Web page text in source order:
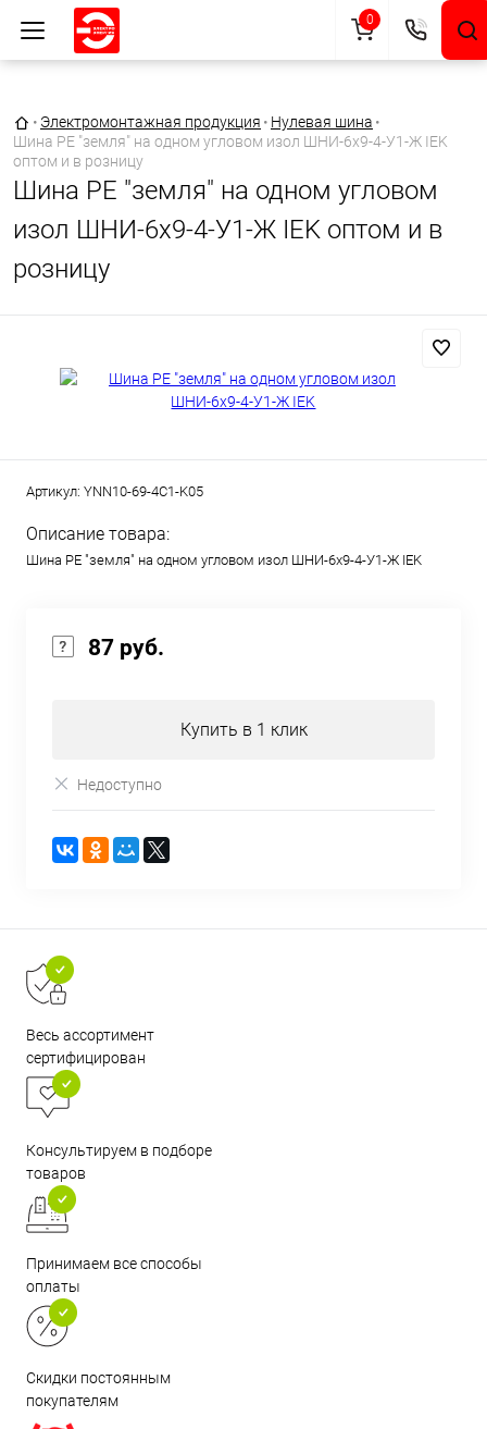
Главная страница
• Электромонтажная продукция • Нулевая шина •
Шина PE "земля" на одном угловом изол ШНИ-6х9-4-У1-Ж IEK
оптом и в розницу
Шина PE "земля" на одном угловом
изол ШНИ-6х9-4-У1-Ж IEK оптом и в
розницу
Артикул: YNN10-69-4C1-K05
Описание товара:
Шина PE "земля" на одном угловом изол ШНИ-6х9-4-У1-Ж IEK
87 руб.
Купить в 1 клик
Недоступно
Весь ассортимент
сертифицирован
Консультируем в подборе
товаров
Принимаем все способы
оплаты
Скидки постоянным
покупателям
0